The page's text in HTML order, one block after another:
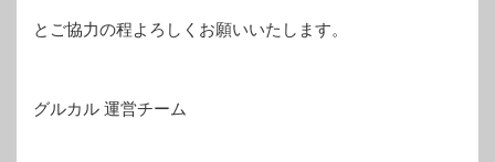
とご協力の程よろしくお願いいたします。
グルカル 運営チーム